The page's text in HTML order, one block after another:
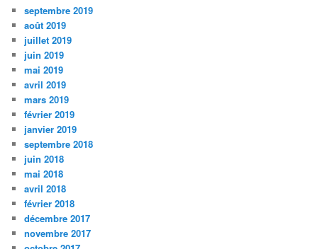
septembre 2019
août 2019
juillet 2019
juin 2019
mai 2019
avril 2019
mars 2019
février 2019
janvier 2019
septembre 2018
juin 2018
mai 2018
avril 2018
février 2018
décembre 2017
novembre 2017